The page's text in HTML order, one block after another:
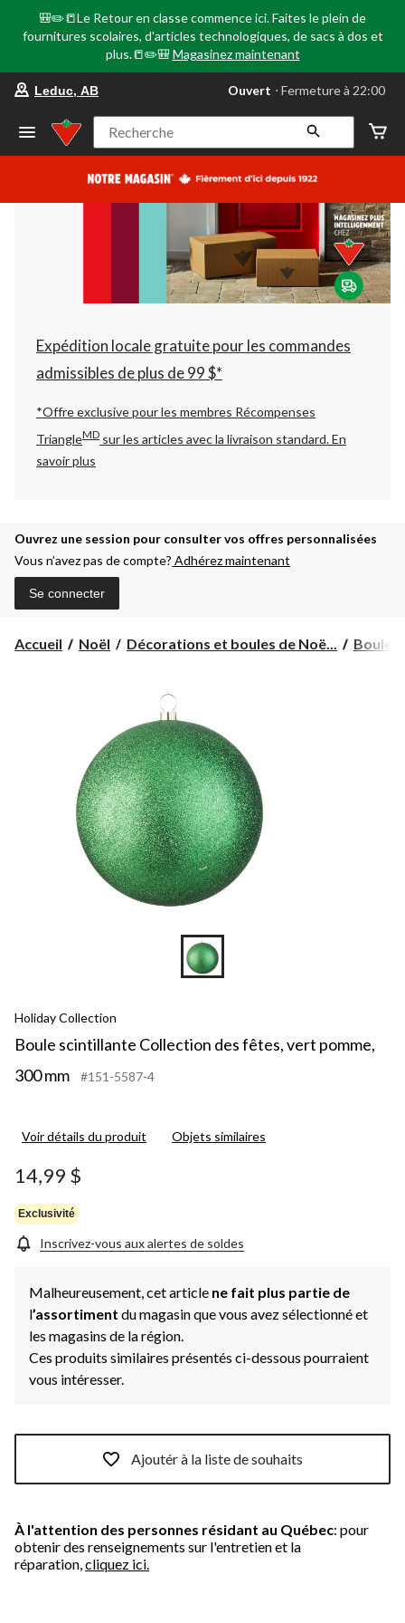
🎒✏️📒Le Retour en classe commence ici. Faites le plein de
fournitures scolaires, d'articles technologiques, de sacs à dos et
plus.📒✏️🎒 Magasinez maintenant
votre
préféré
Leduc,
AB,
courament
Fermeture
à
22:00
cliquer
pour
changer
Leduc, AB Ouvert ⋅ Fermeture à 22:00
Recherche
Expédition locale gratuite pour les commandes
admissibles de plus de 99 $*
*Offre exclusive pour les membres Récompenses
TriangleMD sur les articles avec la livraison standard.En
savoir plus
Ouvrez une session pour consulter vos offres personnalisées
Vous n’avez pas de compte? Adhérez maintenant
Se connecter
Accueil Noël Décorations et boules de Noë... Boules
Holiday Collection
Boule scintillante Collection des fêtes, vert pomme,
300 mm
#151-5587-4
Voir détails du produit Objets similaires
14,99 $
Exclusivité
Inscrivez-vous aux alertes de soldes
Malheureusement, cet article ne fait plus partie de
l’assortiment du magasin que vous avez sélectionné et
les magasins de la région.
Ces produits similaires présentés ci-dessous pourraient
vous intéresser.
Ajoutér à la liste de souhaits
À l'attention des personnes résidant au Québec: pour
obtenir des renseignements sur l'entretien et la
réparation, cliquez ici.